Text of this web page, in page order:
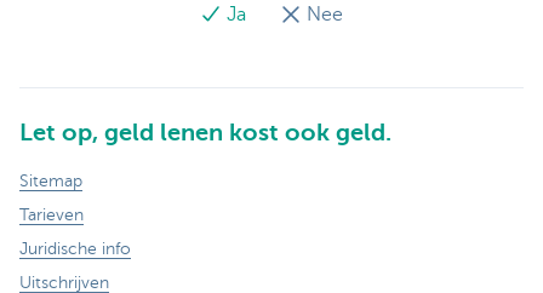
Ja Nee
Let op, geld lenen kost ook geld.
Sitemap
Tarieven
Juridische info
Uitschrijven